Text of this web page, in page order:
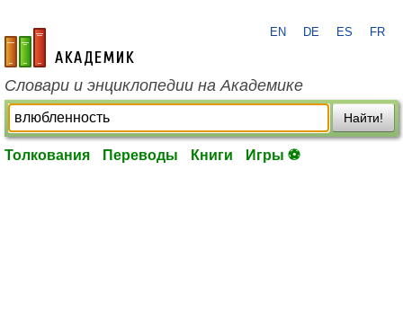
academic.ru
EN DE ES FR
Словари и энциклопедии на Академике
Найти!
Толкования Переводы Книги Игры ⚽